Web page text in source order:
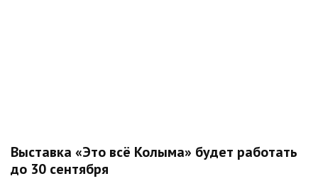
Выставка «Это всё Колыма» будет работать
до 30 сентября